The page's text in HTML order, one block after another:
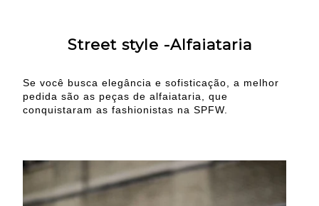
Street style -Alfaiataria
Se você busca elegância e sofisticação, a melhor
pedida são as peças de alfaiataria, que
conquistaram as fashionistas na SPFW.